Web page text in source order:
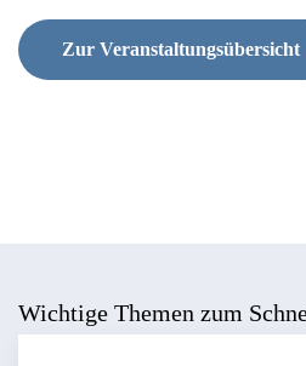
Zur Veranstaltungsübersicht
Wichtige Themen zum